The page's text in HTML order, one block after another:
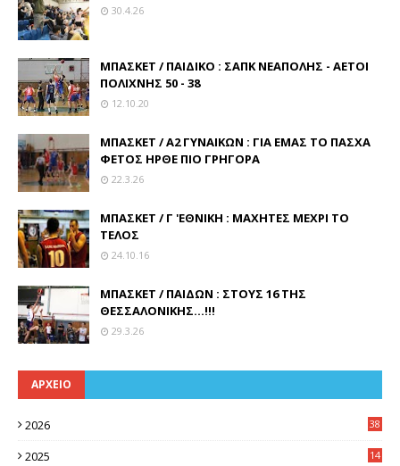
30.4.26
ΜΠΑΣΚΕΤ / ΠΑΙΔΙΚΟ : ΣΑΠΚ ΝΕΑΠΟΛΗΣ - ΑΕΤΟΙ
ΠΟΛΙΧΝΗΣ 50 - 38
12.10.20
ΜΠΑΣΚΕΤ / Α2 ΓΥΝΑΙΚΩΝ : ΓΙΑ ΕΜΑΣ ΤΟ ΠΑΣΧΑ
ΦΕΤΟΣ ΗΡΘΕ ΠΙΟ ΓΡΗΓΟΡΑ
22.3.26
ΜΠΑΣΚΕΤ / Γ 'ΕΘΝΙΚΗ : ΜΑΧΗΤΕΣ ΜΕΧΡΙ ΤΟ
ΤΕΛΟΣ
24.10.16
ΜΠΑΣΚΕΤ / ΠΑΙΔΩΝ : ΣΤΟΥΣ 16 ΤΗΣ
ΘΕΣΣΑΛΟΝΙΚΗΣ...!!!
29.3.26
ΑΡΧΕΙΟ
2026 38
2025
14